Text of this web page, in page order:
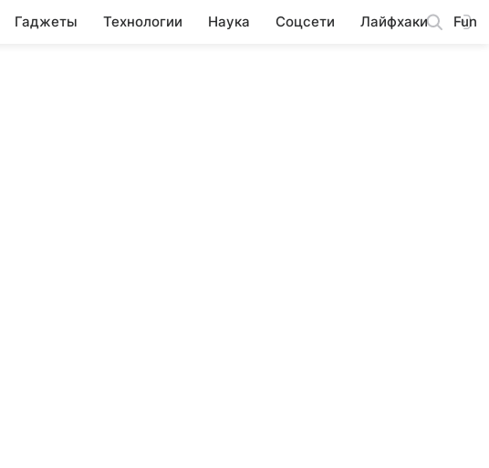
Гаджеты Технологии Наука Соцсети Лайфхаки Fun